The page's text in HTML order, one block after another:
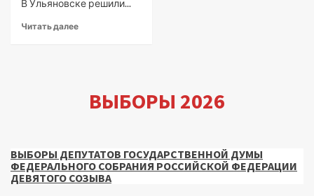
В Ульяновске решили...
Читать далее
ВЫБОРЫ 2026
ВЫБОРЫ ДЕПУТАТОВ ГОСУДАРСТВЕННОЙ ДУМЫ
ФЕДЕРАЛЬНОГО СОБРАНИЯ РОССИЙСКОЙ ФЕДЕРАЦИИ
ДЕВЯТОГО СОЗЫВА